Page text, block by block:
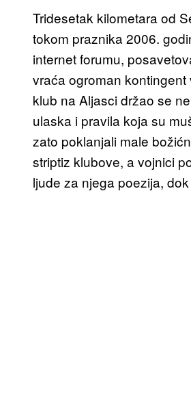
Tridesetak kilometara od
tokom praznika 2006.
internet forumu,
vraća ogroman
klub na Aljasci držao se
ulaska i pravila koja su
zato poklanjali male
striptiz klubove, a vojnici
ljude za njega poezija,